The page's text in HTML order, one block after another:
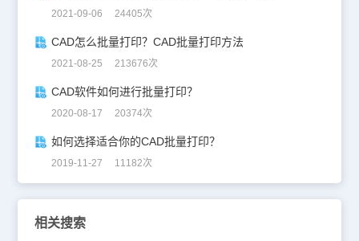
2021-09-06 24405次
CAD怎么批量打印？CAD批量打印方法
2021-08-25 213676次
CAD软件如何进行批量打印？
2020-08-17 20374次
如何选择适合你的CAD批量打印？
2019-11-27 11182次
相关搜索